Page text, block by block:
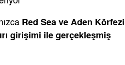
Red Sea ve Aden Körfezi
girişimi ile gerçekleşmiş